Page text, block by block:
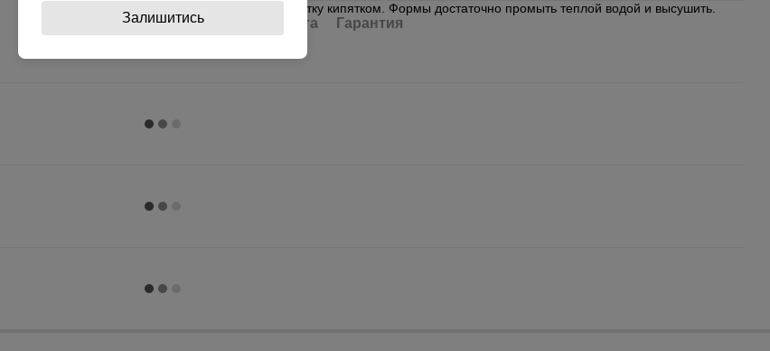
типа, а также обработку кипятком. Формы достаточно промыть теплой водой и высушить.
Доставка Оплата Гарантия
Залишитись